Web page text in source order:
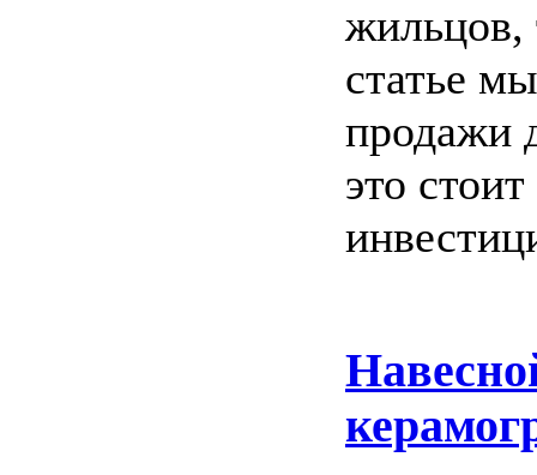
жильцов,
статье
продажи
это